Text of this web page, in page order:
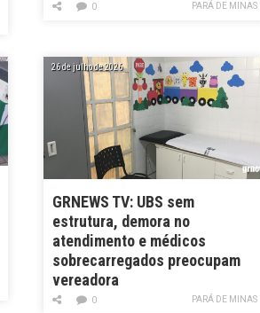
PARÁ DE MINAS
0
26 de julho de 2026
GRNEWS TV: UBS sem
estrutura, demora no
atendimento e médicos
sobrecarregados preocupam
vereadora
PARÁ DE MINAS
0